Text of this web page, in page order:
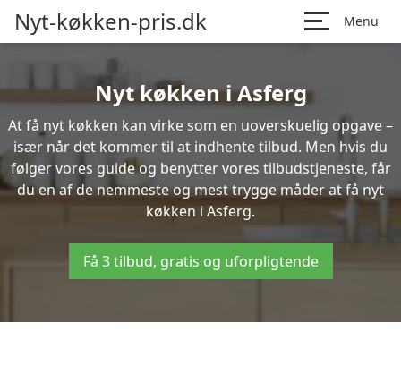
Nyt-køkken-pris.dk Menu
Nyt køkken i Asferg
At få nyt køkken kan virke som en uoverskuelig opgave –
især når det kommer til at indhente tilbud. Men hvis du
følger vores guide og benytter vores tilbudstjeneste, får
du en af de nemmeste og mest trygge måder at få nyt
køkken i Asferg.
Få 3 tilbud, gratis og uforpligtende